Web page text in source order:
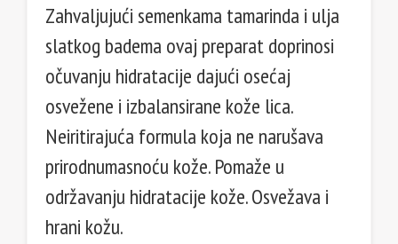
Zahvaljujući semenkama tamarinda i ulja
slatkog badema ovaj preparat doprinosi
očuvanju hidratacije dajući osećaj
osvežene i izbalansirane kože lica.
Neiritirajuća formula koja ne narušava
prirodnumasnoću kože. Pomaže u
održavanju hidratacije kože. Osvežava i
hrani kožu.